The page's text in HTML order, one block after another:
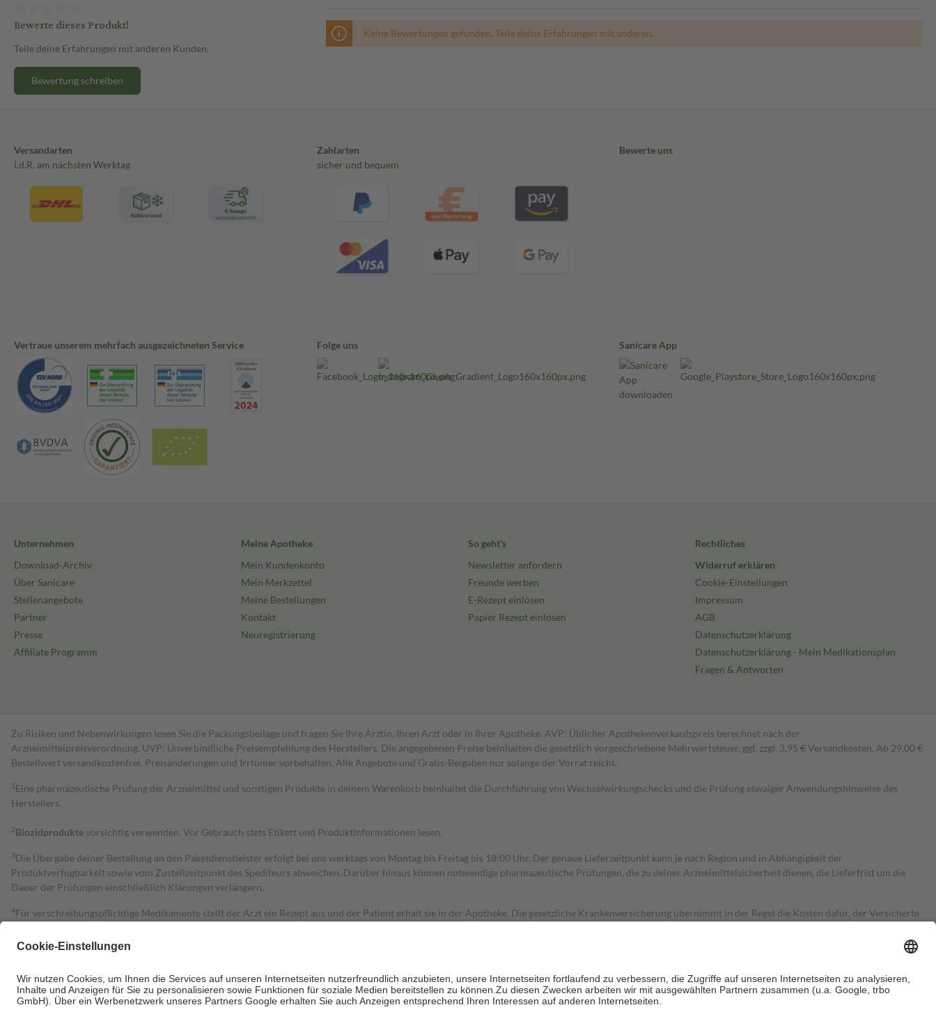
Bewerte dieses Produkt!
Teile deine Erfahrungen mit anderen Kunden.
Bewertung schreiben
Keine Bewertungen gefunden. Teile deine Erfahrungen mit anderen.
Versandarten
i.d.R. am nächsten Werktag
Zahlarten
sicher und bequem
Bewerte uns
Vertraue unserem mehrfach ausgezeichneten Service Folge uns Sanicare App
Unternehmen
Download-Archiv
Über Sanicare
Stellenangebote
Partner
Presse
Affiliate Programm
Meine Apotheke
Mein Kundenkonto
Mein Merkzettel
Meine Bestellungen
Kontakt
Neuregistrierung
So geht's
Newsletter anfordern
Freunde werben
E-Rezept einlösen
Papier Rezept einlösen
Rechtliches
Widerruf erklären
Cookie-Einstellungen
Impressum
AGB
Datenschutzerklärung
Datenschutzerklärung - Mein Medikationsplan
Fragen & Antworten
Zu Risiken und Nebenwirkungen lesen Sie die Packungsbeilage und fragen Sie Ihre Ärztin, Ihren Arzt oder in Ihrer Apotheke. AVP: Üblicher Apothekenverkaufspreis berechnet nach der
Arzneimittelpreisverordnung. UVP: Unverbindliche Preisempfehlung des Herstellers. Die angegebenen Preise beinhalten die gesetzlich vorgeschriebene Mehrwertsteuer, ggf. zzgl. 3,95 € Versandkosten. Ab 29,00 €
Bestell­wert versand­kosten­frei. Preisänderungen und Irrtümer vorbehalten. Alle Angebote und Gratis-Beigaben nur solange der Vorrat reicht.
1 Eine pharmazeutische Prüfung der Arzneimittel und sonstigen Produkte in deinem Warenkorb beinhaltet die Durchführung von Wechselwirkungschecks und die Prüfung etwaiger Anwendungshinweise des
Herstellers.
2Biozidproduktevorsichtig verwenden. Vor Gebrauch stets Etikett und Produktinformationen lesen.
3Die Übergabe deiner Bestellung an den Paketdienstleister erfolgt bei uns werktags von Montag bis Freitag bis 18:00 Uhr. Der genaue Lieferzeitpunkt kann je nach Region und in Abhängigkeit der
Produktverfügbarkeit sowie vom Zustellzeitpunkt des Spediteurs abweichen. Darüber hinaus können notwendige pharmazeutische Prüfungen, die zu deiner Arzneimittelsicherheit dienen, die Lieferfrist um die
Dauer der Prüfungen einschließlich Klärungen verlängern.
4Für verschreibungspflichtige Medikamente stellt der Arzt ein Rezept aus und der Patient erhält sie in der Apotheke. Die gesetzliche Krankenversicherung übernimmt in der Regel die Kosten dafür, der Versicherte
Grundsätzlich leisten Mitglieder Zuzahlungen in Höhe von zehn Prozent des Abgabepreises,
Es sind jedoch nie mehr als die tatsächlichen Kosten der Leistung
Bei Heilmitteln und häuslicher Krankenpflege beträgt die Zuzahlung zehn Prozent der Kosten sowie zehn Euro je Verordnung.
Um das Engagement der Versicherten für ihre eigene Gesundheit zu stärken und die besondere Stellung der Familie zu unterstützen, fallenkeine Zuzahlungen